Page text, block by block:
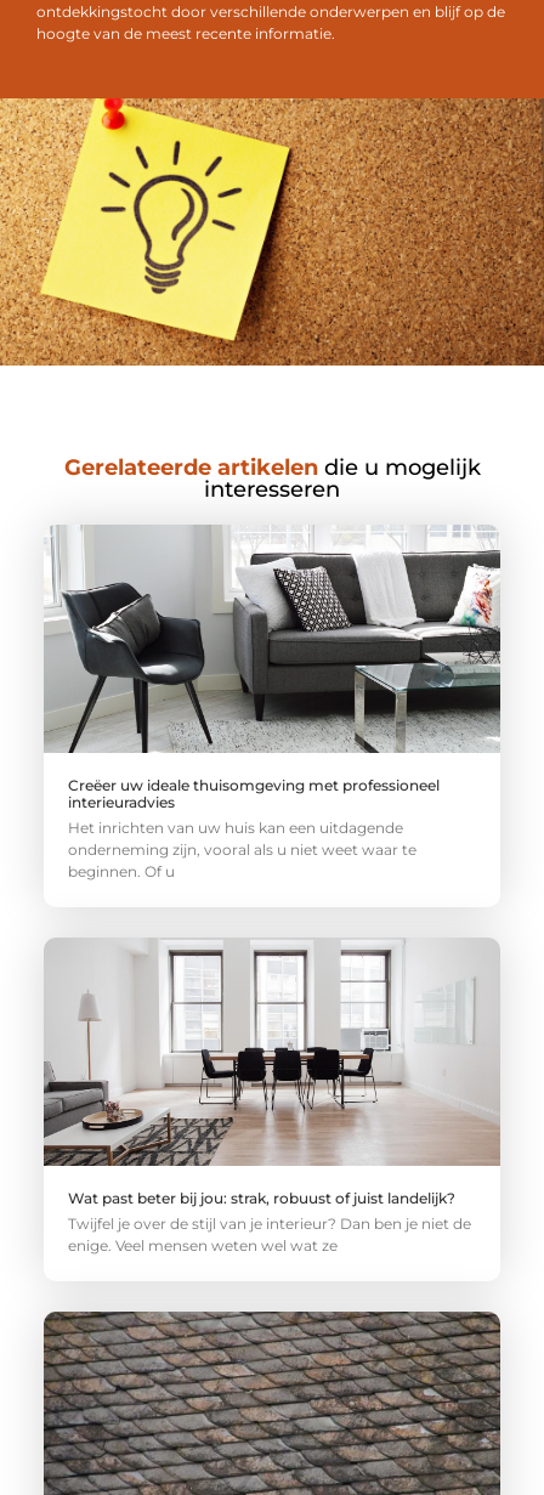
ontdekkingstocht door verschillende onderwerpen en blijf op de
hoogte van de meest recente informatie.
Gerelateerde artikelendie u mogelijk
interesseren
Creëer uw ideale thuisomgeving met professioneel
interieuradvies
Het inrichten van uw huis kan een uitdagende
onderneming zijn, vooral als u niet weet waar te
beginnen. Of u
Wat past beter bij jou: strak, robuust of juist landelijk?
Twijfel je over de stijl van je interieur? Dan ben je niet de
enige. Veel mensen weten wel wat ze